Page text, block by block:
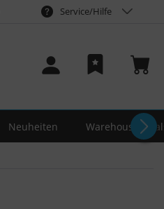
Service/Hilfe
Neuheiten Warehouse-